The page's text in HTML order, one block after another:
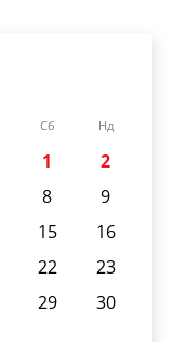
Сб Нд
1
2
8
9
15
16
22
23
29
30